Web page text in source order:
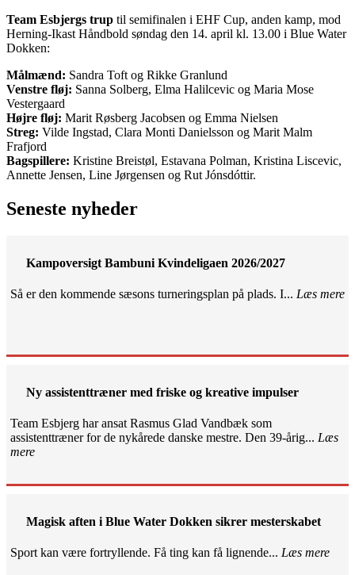
Team Esbjergs trup til semifinalen i EHF Cup, anden kamp, mod
Herning-Ikast Håndbold søndag den 14. april kl. 13.00 i Blue Water
Dokken:
Målmænd: Sandra Toft og Rikke Granlund
Venstre fløj: Sanna Solberg, Elma Halilcevic og Maria Mose
Vestergaard
Højre fløj: Marit Røsberg Jacobsen og Emma Nielsen
Streg: Vilde Ingstad, Clara Monti Danielsson og Marit Malm
Frafjord
Bagspillere: Kristine Breistøl, Estavana Polman, Kristina Liscevic,
Annette Jensen, Line Jørgensen og Rut Jónsdóttir.
Seneste nyheder
Kampoversigt Bambuni Kvindeligaen 2026/2027
Så er den kommende sæsons turneringsplan på plads. I... Læs mere
Ny assistenttræner med friske og kreative impulser
Team Esbjerg har ansat Rasmus Glad Vandbæk som
assistenttræner for de nykårede danske mestre. Den 39-årig... Læs
mere
Magisk aften i Blue Water Dokken sikrer mesterskabet
Sport kan være fortryllende. Få ting kan få lignende... Læs mere